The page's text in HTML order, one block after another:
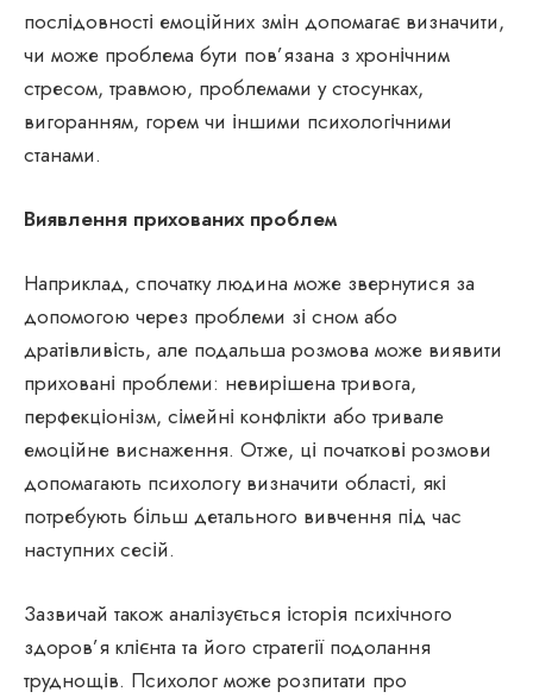
послідовності емоційних змін допомагає визначити,
чи може проблема бути пов’язана з хронічним
стресом, травмою, проблемами у стосунках,
вигоранням, горем чи іншими психологічними
станами.
Виявлення прихованих проблем
Наприклад, спочатку людина може звернутися за
допомогою через проблеми зі сном або
дратівливість, але подальша розмова може виявити
приховані проблеми: невирішена тривога,
перфекціонізм, сімейні конфлікти або тривале
емоційне виснаження. Отже, ці початкові розмови
допомагають психологу визначити області, які
потребують більш детального вивчення під час
наступних сесій.
Зазвичай також аналізується історія психічного
здоров’я клієнта та його стратегії подолання
труднощів. Психолог може розпитати про